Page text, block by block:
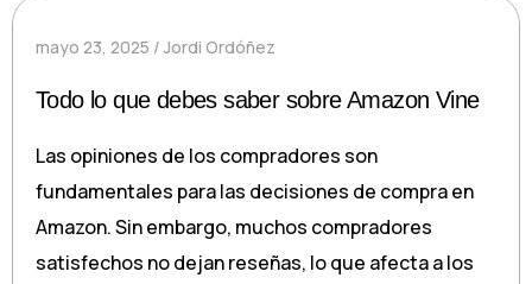
mayo 23, 2025 Jordi Ordóñez
Todo lo que debes saber sobre Amazon Vine
Las opiniones de los compradores son
fundamentales para las decisiones de compra en
Amazon. Sin embargo, muchos compradores
satisfechos no dejan reseñas, lo que afecta a los